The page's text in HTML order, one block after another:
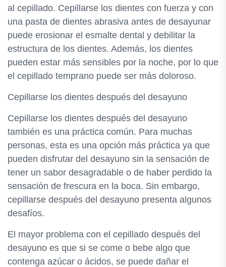
al cepillado. Cepillarse los dientes con fuerza y ​​con
una pasta de dientes abrasiva antes de desayunar
puede erosionar el esmalte dental y debilitar la
estructura de los dientes. Además, los dientes
pueden estar más sensibles por la noche, por lo que
el cepillado temprano puede ser más doloroso.
Cepillarse los dientes después del desayuno
Cepillarse los dientes después del desayuno
también es una práctica común. Para muchas
personas, esta es una opción más práctica ya que
pueden disfrutar del desayuno sin la sensación de
tener un sabor desagradable o de haber perdido la
sensación de frescura en la boca. Sin embargo,
cepillarse después del desayuno presenta algunos
desafíos.
El mayor problema con el cepillado después del
desayuno es que si se come o bebe algo que
contenga azúcar o ácidos, se puede dañar el